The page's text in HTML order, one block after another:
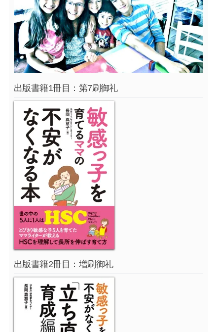
出版書籍1冊目：第7刷御礼
出版書籍2冊目：増刷御礼